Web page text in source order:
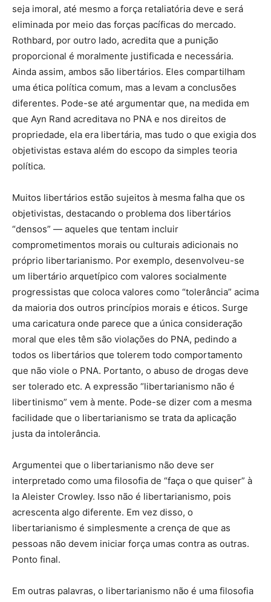
seja imoral, até mesmo a força retaliatória deve e será
eliminada por meio das forças pacíficas do mercado.
Rothbard, por outro lado, acredita que a punição
proporcional é moralmente justificada e necessária.
Ainda assim, ambos são libertários. Eles compartilham
uma ética política comum, mas a levam a conclusões
diferentes. Pode-se até argumentar que, na medida em
que Ayn Rand acreditava no PNA e nos direitos de
propriedade, ela era libertária, mas tudo o que exigia dos
objetivistas estava além do escopo da simples teoria
política.
Muitos libertários estão sujeitos à mesma falha que os
objetivistas, destacando o problema dos libertários
“densos” — aqueles que tentam incluir
comprometimentos morais ou culturais adicionais no
próprio libertarianismo. Por exemplo, desenvolveu-se
um libertário arquetípico com valores socialmente
progressistas que coloca valores como “tolerância” acima
da maioria dos outros princípios morais e éticos. Surge
uma caricatura onde parece que a única consideração
moral que eles têm são violações do PNA, pedindo a
todos os libertários que tolerem todo comportamento
que não viole o PNA. Portanto, o abuso de drogas deve
ser tolerado etc. A expressão “libertarianismo não é
libertinismo” vem à mente. Pode-se dizer com a mesma
facilidade que o libertarianismo se trata da aplicação
justa da intolerância.
Argumentei que o libertarianismo não deve ser
interpretado como uma filosofia de “faça o que quiser” à
la Aleister Crowley. Isso não é libertarianismo, pois
acrescenta algo diferente. Em vez disso, o
libertarianismo é simplesmente a crença de que as
pessoas não devem iniciar força umas contra as outras.
Ponto final.
Em outras palavras, o libertarianismo não é uma filosofia